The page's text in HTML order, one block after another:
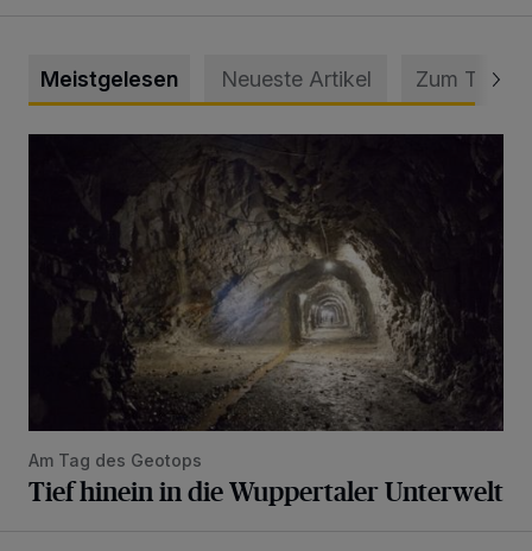
Meistgelesen Neueste Artikel Zum Thema
Am Tag des Geotops
Tief hinein in die Wuppertaler Unterwelt